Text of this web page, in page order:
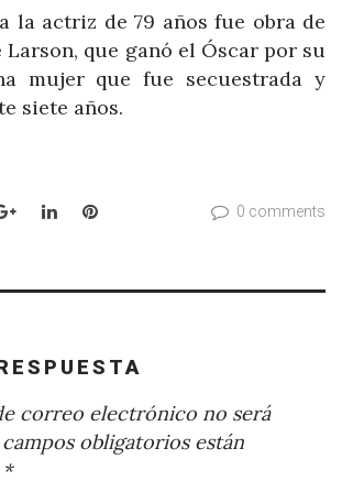
la actriz de 79 años fue obra de
Larson, que ganó el Óscar por su
mujer que fue secuestrada y
siete años.
Google+LinkedInPinterest 0 comments
correo electrónico no será
obligatorios están
*